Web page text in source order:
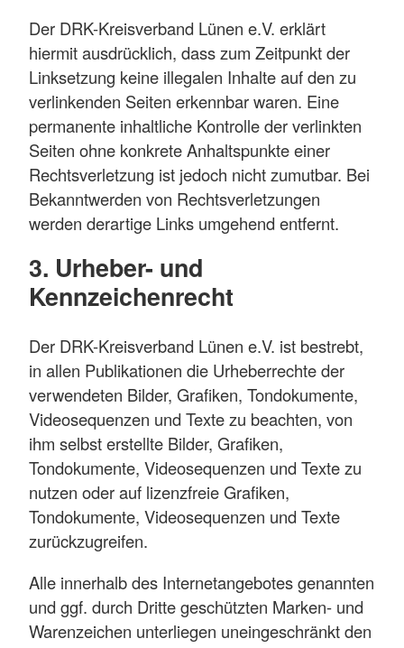
Der DRK-Kreisverband Lünen e.V. erklärt
hiermit ausdrücklich, dass zum Zeitpunkt der
Linksetzung keine illegalen Inhalte auf den zu
verlinkenden Seiten erkennbar waren. Eine
permanente inhaltliche Kontrolle der verlinkten
Seiten ohne konkrete Anhaltspunkte einer
Rechtsverletzung ist jedoch nicht zumutbar. Bei
Bekanntwerden von Rechtsverletzungen
werden derartige Links umgehend entfernt.
3. Urheber- und
Kennzeichenrecht
Der DRK-Kreisverband Lünen e.V. ist bestrebt,
in allen Publikationen die Urheberrechte der
verwendeten Bilder, Grafiken, Tondokumente,
Videosequenzen und Texte zu beachten, von
ihm selbst erstellte Bilder, Grafiken,
Tondokumente, Videosequenzen und Texte zu
nutzen oder auf lizenzfreie Grafiken,
Tondokumente, Videosequenzen und Texte
zurückzugreifen.
Alle innerhalb des Internetangebotes genannten
und ggf. durch Dritte geschützten Marken- und
Warenzeichen unterliegen uneingeschränkt den